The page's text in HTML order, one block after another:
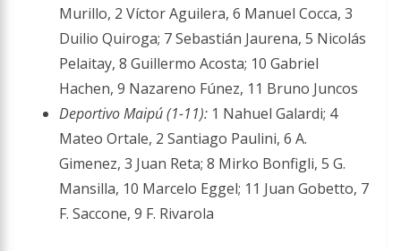
Murillo, 2 Víctor Aguilera, 6 Manuel Cocca, 3
Duilio Quiroga; 7 Sebastián Jaurena, 5 Nicolás
Pelaitay, 8 Guillermo Acosta; 10 Gabriel
Hachen, 9 Nazareno Fúnez, 11 Bruno Juncos
Deportivo Maipú (1-11): 1 Nahuel Galardi; 4
Mateo Ortale, 2 Santiago Paulini, 6 A.
Gimenez, 3 Juan Reta; 8 Mirko Bonfigli, 5 G.
Mansilla, 10 Marcelo Eggel; 11 Juan Gobetto, 7
F. Saccone, 9 F. Rivarola